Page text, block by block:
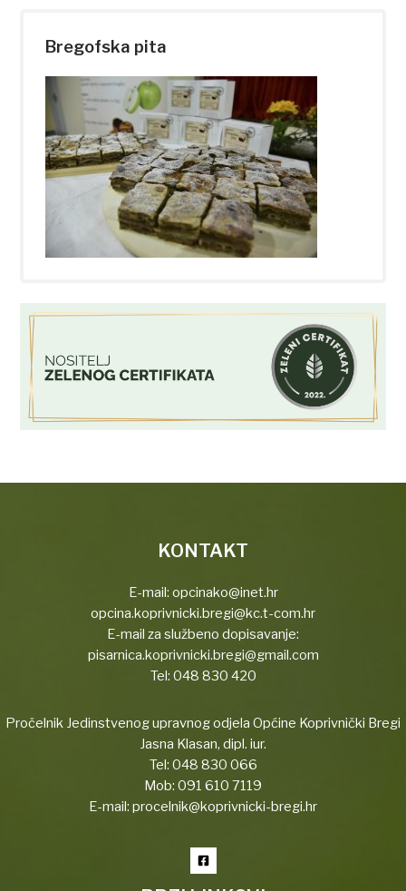
Bregofska pita
KONTAKT
E-mail: opcinako@inet.hr
opcina.koprivnicki.bregi@kc.t-com.hr
E-mail za službeno dopisavanje:
pisarnica.koprivnicki.bregi@gmail.com
Tel: 048 830 420
Pročelnik Jedinstvenog upravnog odjela Općine Koprivnički Bregi
Jasna Klasan, dipl. iur.
Tel: 048 830 066
Mob: 091 610 7119
E-mail: procelnik@koprivnicki-bregi.hr